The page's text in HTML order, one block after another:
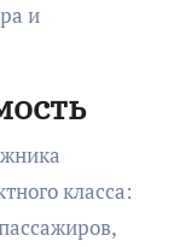
и
класса: